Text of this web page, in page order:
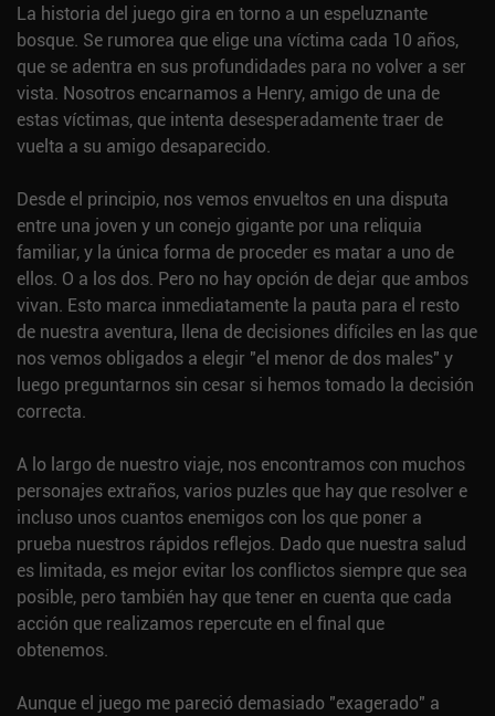
La historia del juego gira en torno a un espeluznante
bosque. Se rumorea que elige una víctima cada 10 años,
que se adentra en sus profundidades para no volver a ser
vista. Nosotros encarnamos a Henry, amigo de una de
estas víctimas, que intenta desesperadamente traer de
vuelta a su amigo desaparecido.
Desde el principio, nos vemos envueltos en una disputa
entre una joven y un conejo gigante por una reliquia
familiar, y la única forma de proceder es matar a uno de
ellos. O a los dos. Pero no hay opción de dejar que ambos
vivan. Esto marca inmediatamente la pauta para el resto
de nuestra aventura, llena de decisiones difíciles en las que
nos vemos obligados a elegir "el menor de dos males" y
luego preguntarnos sin cesar si hemos tomado la decisión
correcta.
A lo largo de nuestro viaje, nos encontramos con muchos
personajes extraños, varios puzles que hay que resolver e
incluso unos cuantos enemigos con los que poner a
prueba nuestros rápidos reflejos. Dado que nuestra salud
es limitada, es mejor evitar los conflictos siempre que sea
posible, pero también hay que tener en cuenta que cada
acción que realizamos repercute en el final que
obtenemos.
Aunque el juego me pareció demasiado "exagerado" a